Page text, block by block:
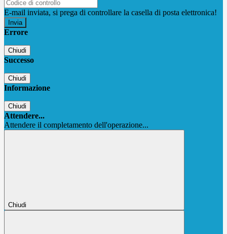
E-mail inviata, si prega di controllare la casella di posta elettronica!
Errore
Chiudi
Successo
Chiudi
Informazione
Chiudi
Attendere...
Attendere il completamento dell'operazione...
Chiudi